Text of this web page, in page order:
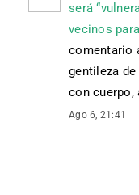
será
vecinos
comentario
gentileza de
con cuerpo,
Ago 6, 21:41